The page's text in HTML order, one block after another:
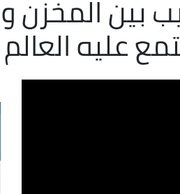
بين المخزن
عليه العالم